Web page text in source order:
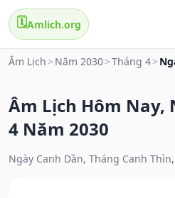
🗓️Amlich.org
Âm Lịch > Năm 2030>Tháng 4>
Âm Lịch Hôm Nay,
4 Năm 2030
Ngày Canh Dần, Tháng Canh